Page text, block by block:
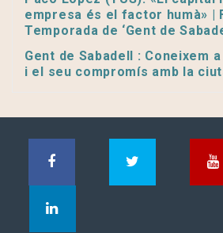
empresa és el factor humà» |
Temporada de ‘Gent de
Gent de Sabadell : Coneixem
i el seu compromís amb la